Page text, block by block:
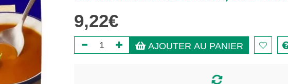
9,22€
AJOUTER AU PANIER